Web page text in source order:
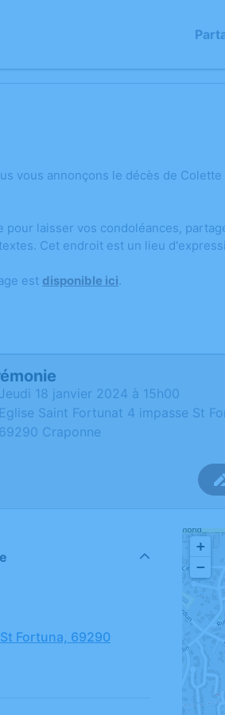
vous annonçons le décès de
laisser vos condoléances,
Cet endroit est un lieu
est disponible ici.
jeudi 18 janvier 2024 à 15h00
Eglise Saint Fortunat 4 impasse St
69290 Craponne
Fortuna, 69290
+
−